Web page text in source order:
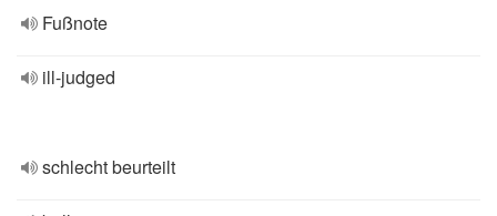
Fußnote
ill-judged
schlecht beurteilt